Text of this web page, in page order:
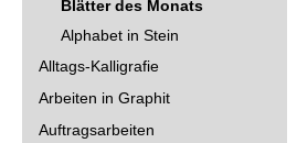
Blätter des Monats
Alphabet in Stein
Alltags-Kalligrafie
Arbeiten in Graphit
Auftragsarbeiten